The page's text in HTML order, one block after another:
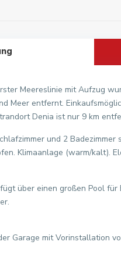
Meereslinie mit Aufzug
Meer entfernt.
Denia ist nur 9 km
und 2
Klimaanlage (warm/kalt).
über einen großen Pool
Garage mit Vorinstallation